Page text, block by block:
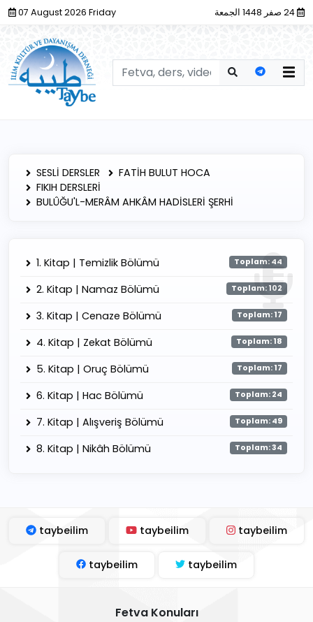
07 August 2026 Friday 24 صفر 1448 الجمعة
SESLİ DERSLER
FATİH BULUT HOCA
FIKIH DERSLERİ
BULÛĞU'L-MERÂM AHKÂM HADİSLERİ ŞERHİ
1. Kitap | Temizlik Bölümü Toplam: 44
2. Kitap | Namaz Bölümü Toplam: 102
3. Kitap | Cenaze Bölümü Toplam: 17
4. Kitap | Zekat Bölümü Toplam: 18
5. Kitap | Oruç Bölümü Toplam: 17
6. Kitap | Hac Bölümü Toplam: 24
7. Kitap | Alışveriş Bölümü Toplam: 49
8. Kitap | Nikâh Bölümü Toplam: 34
taybeilim taybeilim taybeilim
taybeilim taybeilim
Fetva Konuları